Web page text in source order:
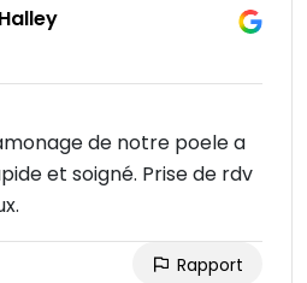
de notre poele a
et soigné. Prise de rdv
Rapport